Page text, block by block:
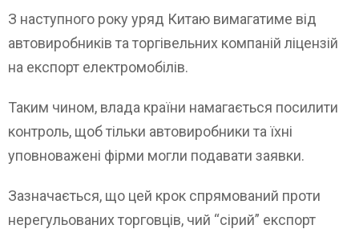
З наступного року уряд Китаю вимагатиме від
автовиробників та торгівельних компаній ліцензій
на експорт електромобілів.
Таким чином, влада країни намагається посилити
контроль, щоб тільки автовиробники та їхні
уповноважені фірми могли подавати заявки.
Зазначається, що цей крок спрямований проти
нерегульованих торговців, чий “сірий” експорт